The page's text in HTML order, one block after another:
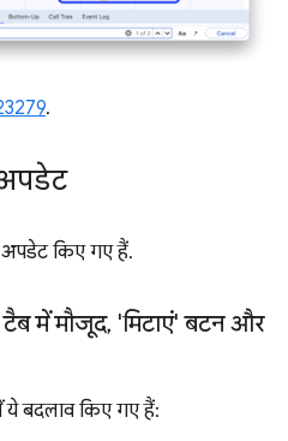
.
किए गए हैं.
में मौजूद, 'मिटाएं' बटन और
ये बदलाव किए गए हैं: